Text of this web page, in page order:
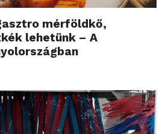
mérföldkő,
lehetünk – A